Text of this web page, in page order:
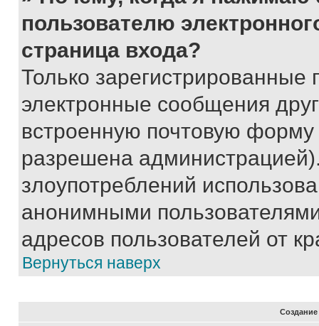
пользователю
страница входа?
Только зарегистрированные
электронные сообщения
встроенную почтовую
разрешена
злоупотреблений
анонимными
адресов пользователей от
Вернуться наверх